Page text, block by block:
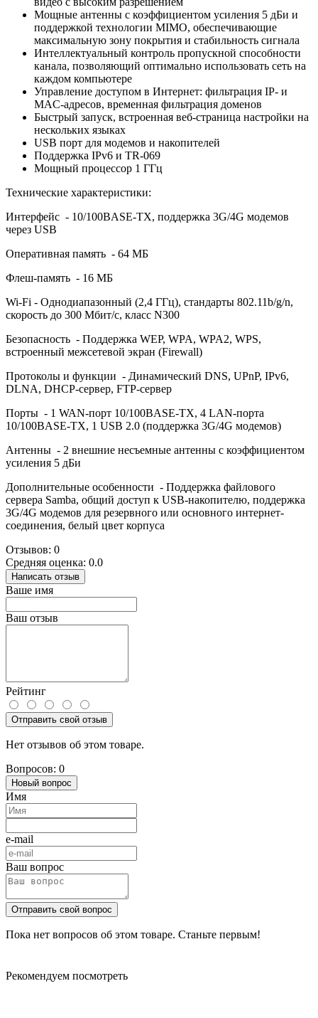
Мощные антенны с коэффициентом усиления 5 дБи и
поддержкой технологии MIMO, обеспечивающие
максимальную зону покрытия и стабильность сигнала
Интеллектуальный контроль пропускной способности
канала, позволяющий оптимально использовать сеть на
каждом компьютере
Управление доступом в Интернет: фильтрация IP- и
MAC-адресов, временная фильтрация доменов
Быстрый запуск, встроенная веб-страница настройки на
нескольких языках
USB порт для модемов и накопителей
Поддержка IPv6 и TR-069
Мощный процессор 1 ГГц
Технические характеристики:
Интерфейс - 10/100BASE-TX, поддержка 3G/4G модемов
через USB
Оперативная память - 64 МБ
Флеш-память - 16 МБ
Wi-Fi - Однодиапазонный (2,4 ГГц), стандарты 802.11b/g/n,
скорость до 300 Мбит/с, класс N300
Безопасность - Поддержка WEP, WPA, WPA2, WPS,
встроенный межсетевой экран (Firewall)
Протоколы и функции - Динамический DNS, UPnP, IPv6,
DLNA, DHCP-сервер, FTP-сервер
Порты - 1 WAN-порт 10/100BASE-TX, 4 LAN-порта
10/100BASE-TX, 1 USB 2.0 (поддержка 3G/4G модемов)
Антенны - 2 внешние несъемные антенны с коэффициентом
усиления 5 дБи
Дополнительные особенности - Поддержка файлового
сервера Samba, общий доступ к USB-накопителю, поддержка
3G/4G модемов для резервного или основного интернет-
соединения, белый цвет корпуса
Отзывов: 0
Средняя оценка: 0.0
Написать отзыв
Ваше имя
Ваш отзыв
Рейтинг
Отправить свой отзыв
Нет отзывов об этом товаре.
Вопросов: 0
Новый вопрос
Имя
e-mail
Ваш вопрос
Отправить свой вопрос
Пока нет вопросов об этом товаре. Станьте первым!
Рекомендуем посмотреть